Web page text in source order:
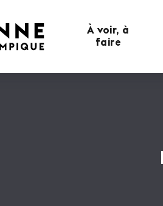
À voir, à
faire